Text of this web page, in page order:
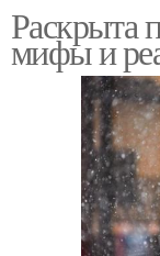
Раскрыта
мифы и